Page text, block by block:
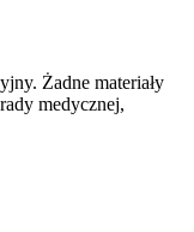
Żadne materiały
medycznej,